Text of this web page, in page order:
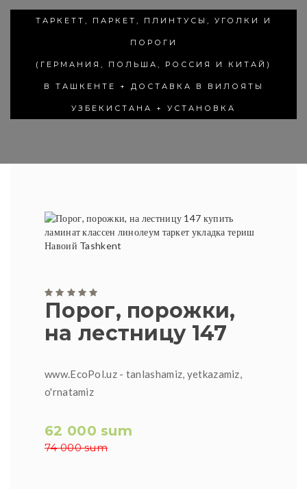
ТАРКЕТТ, ПАРКЕТ, ПЛИНТУСЫ, УГОЛКИ И
ПОРОГИ
(ГЕРМАНИЯ, ПОЛЬША, РОССИЯ И КИТАЙ)
В ТАШКЕНТЕ + ДОСТАВКА В ВИЛОЯТЫ
УЗБЕКИСТАНА + УСТАНОВКА
Порог, порожки,
на лестницу 147
www.EcoPol.uz - tanlashamiz, yetkazamiz,
o'rnatamiz
62 000 sum
74 000 sum